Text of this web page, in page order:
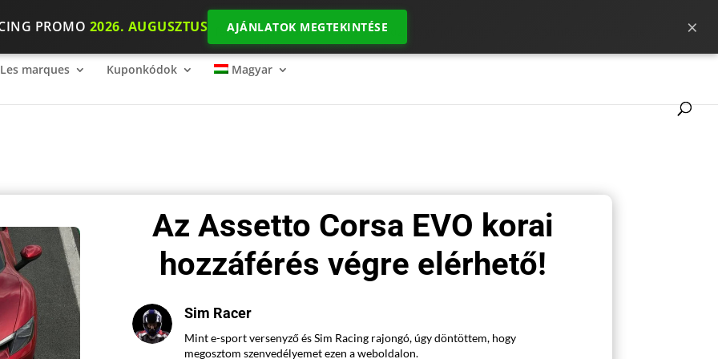
PROMO 2026. AUGUSZTUS AJÁNLATOK MEGTEKINTÉSE ×
mércéje 2026 SimRacing: Milyen felszerelésre van szükséged ahhoz, hogy jól indulj ?
Les marques Kuponkódok Magyar
Az Assetto Corsa EVO korai
hozzáférés végre elérhető!
Sim Racer
Mint e-sport versenyző és Sim Racing rajongó, úgy döntöttem, hogy
megosztom szenvedélyemet ezen a weboldalon.